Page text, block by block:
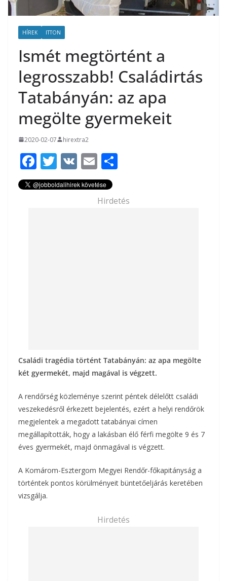
HÍREK ITTON
Ismét megtörtént a
legrosszabb! Családirtás
Tatabányán: az apa
megölte gyermekeit
2020-02-07 hirextra2
F
ac
e
T
w
itt
V
K
E
m
ai
l
za
m
Hirdetés
Családi tragédia történt Tatabányán: az apa megölte
két gyermekét, majd magával is végzett.
A rendőrség közleménye szerint péntek délelőtt családi
veszekedésről érkezett bejelentés, ezért a helyi rendőrök
megjelentek a megadott tatabányai címen
megállapították, hogy a lakásban élő férfi megölte 9 és 7
éves gyermekét, majd önmagával is végzett.
A Komárom-Esztergom Megyei Rendőr-főkapitányság a
történtek pontos körülményeit büntetőeljárás keretében
vizsgálja.
Hirdetés